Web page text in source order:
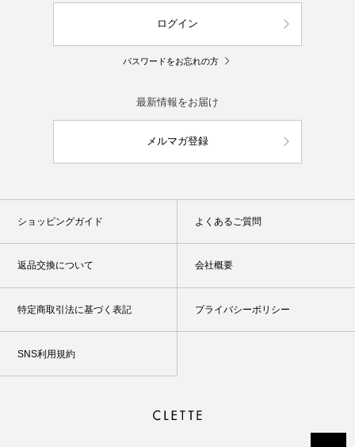
ログイン
パスワードをお忘れの方
最新情報をお届け
メルマガ登録
ショッピングガイド よくあるご質問
返品交換について 会社概要
特定商取引法に基づく表記 プライバシーポリシー
SNS利用規約